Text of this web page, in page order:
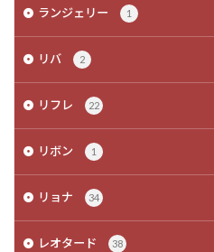
ランジェリー 1
リバ 2
リフレ 22
リボン 1
リョナ 34
レオタード 38